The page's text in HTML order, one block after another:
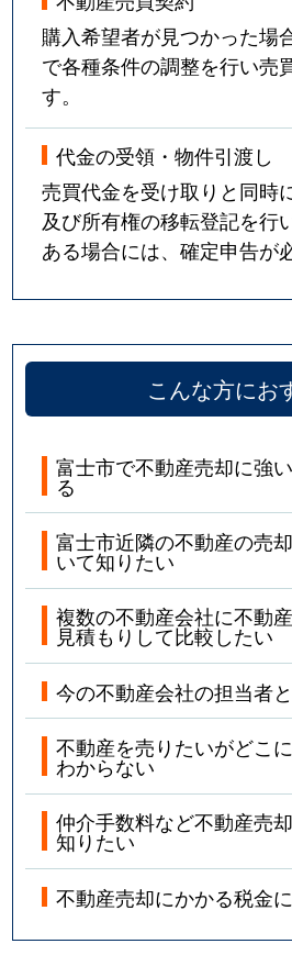
購入希望者が見つかった場
で各種条件の調整を行い売
す。
代金の受領・物件引渡し
売買代金を受け取りと同時
及び所有権の移転登記を行
ある場合には、確定申告が
こんな方にお
富士市で不動産売却に強
る
富士市近隣の不動産の売
いて知りたい
複数の不動産会社に不動
見積もりして比較したい
今の不動産会社の担当者
不動産を売りたいがどこ
わからない
仲介手数料など不動産売
知りたい
不動産売却にかかる税金